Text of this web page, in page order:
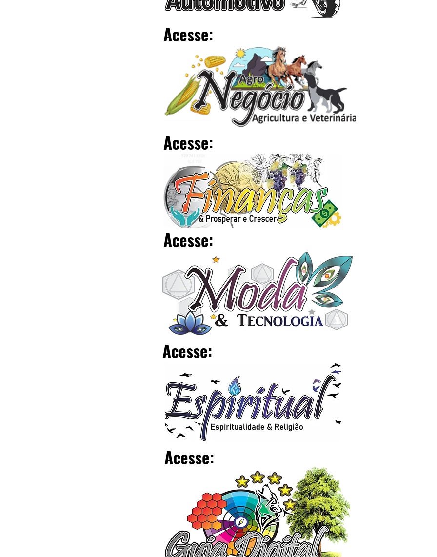
Acesse:
Acesse:
Acesse:
Acesse:
Acesse: